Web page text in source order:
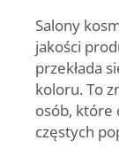
Salony
jakości
przekłada
koloru. To
osób, które
częstych